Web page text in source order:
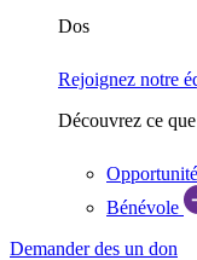
Dos
Rejoignez notre
Découvrez ce
Bénévole
Demander des un don